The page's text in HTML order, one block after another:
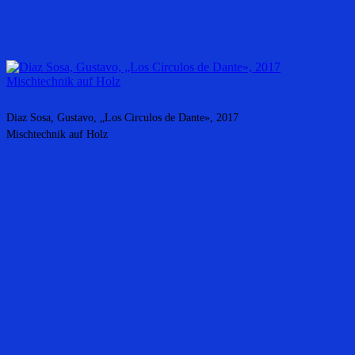
Diaz Sosa, Gustavo, „Los Circulos de Dante», 2017
Mischtechnik auf Holz